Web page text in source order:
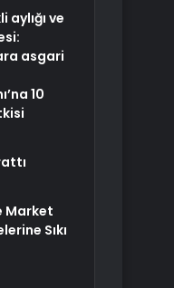
aylığı ve
asgari
10
Market
Sıkı